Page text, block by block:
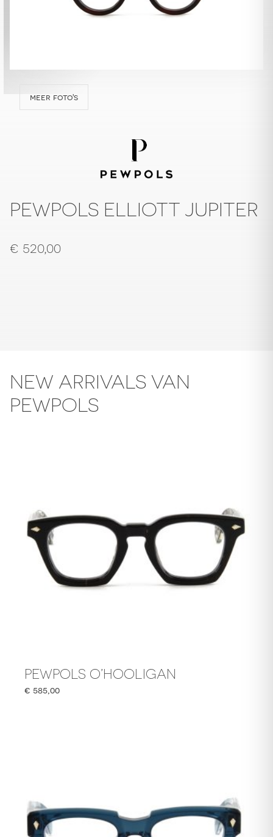
meer foto's
PEWPOLS ELLIOTT JUPITER
€ 520,00
NEW ARRIVALS VAN
PEWPOLS
PEWPOLS O’HOOLIGAN
€ 585,00